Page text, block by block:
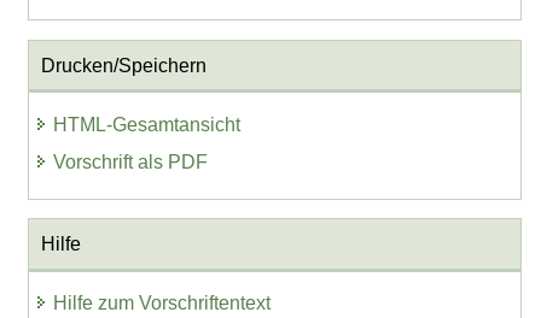
Drucken/Speichern
HTML-Gesamtansicht
Vorschrift als PDF
Hilfe
Hilfe zum Vorschriftentext